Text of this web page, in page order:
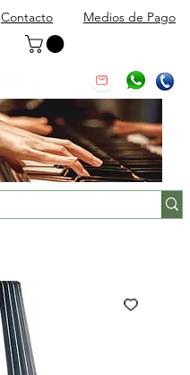
Contacto Medios de Pago